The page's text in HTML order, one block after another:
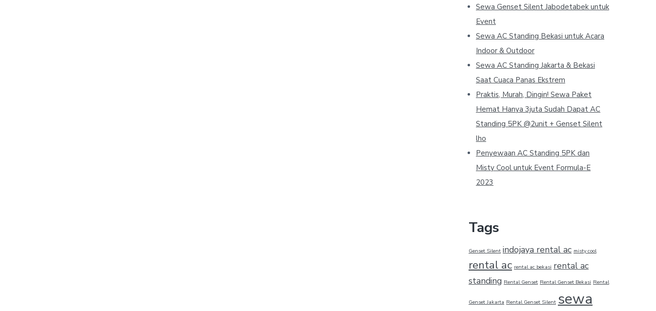
Sewa Genset Silent Jabodetabek untuk
Event
Sewa AC Standing Bekasi untuk Acara
Indoor & Outdoor
Sewa AC Standing Jakarta & Bekasi
Saat Cuaca Panas Ekstrem
Praktis, Murah, Dingin! Sewa Paket
Hemat Hanya 3juta Sudah Dapat AC
Standing 5PK @2unit + Genset Silent
lho
Penyewaan AC Standing 5PK dan
Misty Cool untuk Event Formula-E
2023
Tags
Genset Silent indojaya rental ac misty cool
rental ac rental ac bekasi rental ac
standing Rental Genset Rental Genset Bekasi Rental
Genset Jakarta Rental Genset Silent sewa